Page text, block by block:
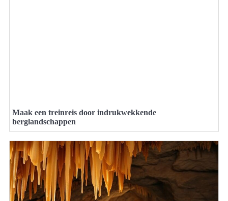
Maak een treinreis door indrukwekkende
berglandschappen